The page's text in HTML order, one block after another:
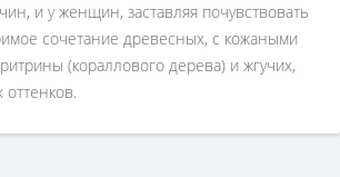
и у женщин, заставляя почувствовать
сочетание древесных, с кожаными
(кораллового дерева) и жгучих,